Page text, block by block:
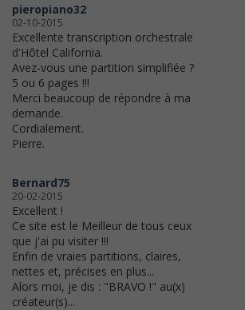
pieropiano32
02-10-2015
Excellente transcription orchestrale
d'Hôtel California.
Avez-vous une partition simplifiée ?
5 ou 6 pages !!!
Merci beaucoup de répondre à ma
demande.
Cordialement.
Pierre.
Bernard75
20-02-2015
Excellent !
Ce site est le Meilleur de tous ceux
que j'ai pu visiter !!!
Enfin de vraies partitions, claires,
nettes et, précises en plus...
Alors moi, je dis : "BRAVO !" au(x)
créateur(s)...